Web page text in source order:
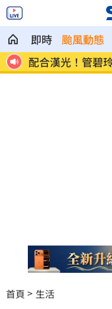
即時 颱風動態
課
向姜厚任道歉
友
首頁 生活